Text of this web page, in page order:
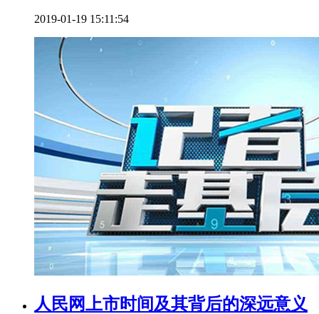
2019-01-19 15:11:54
人民网上市时间及其背后的深远意义